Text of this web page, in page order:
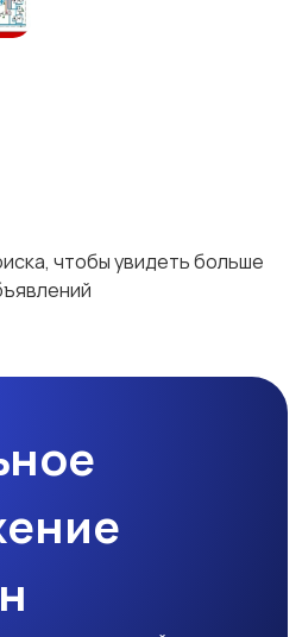
чтобы увидеть больше